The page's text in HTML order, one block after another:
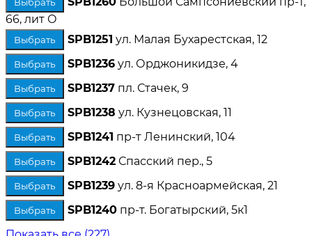
66, лит О
Выбрать SPB1251 ул. Малая Бухарестская, 12
Выбрать SPB1236 ул. Орджоникидзе, 4
Выбрать SPB1237 пл. Стачек, 9
Выбрать SPB1238 ул. Кузнецовская, 11
Выбрать SPB1241 пр-т Ленинский, 104
Выбрать SPB1242 Спасский пер., 5
Выбрать SPB1239 ул. 8-я Красноармейская, 21
Выбрать SPB1240 пр-т. Богатырский, 5к1